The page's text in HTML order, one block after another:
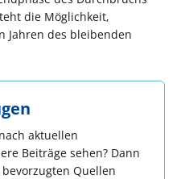
die Möglichkeit,
Jahren des bleibenden
aktuellen
Beiträge sehen? Dann
Quellen